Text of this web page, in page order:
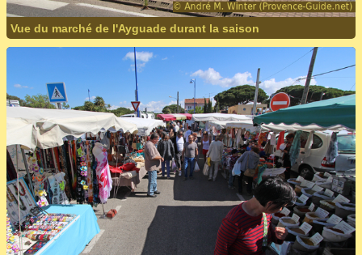
Vue du marché de l'Ayguade durant la saison